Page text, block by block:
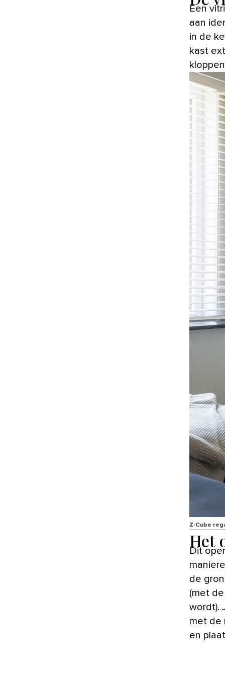
Een vitrinekast in de keuken doorbreekt vaak het grote volume
aan
in de
kast
Z-Cube
Het
Dit
de
(met
wordt).
met de
en